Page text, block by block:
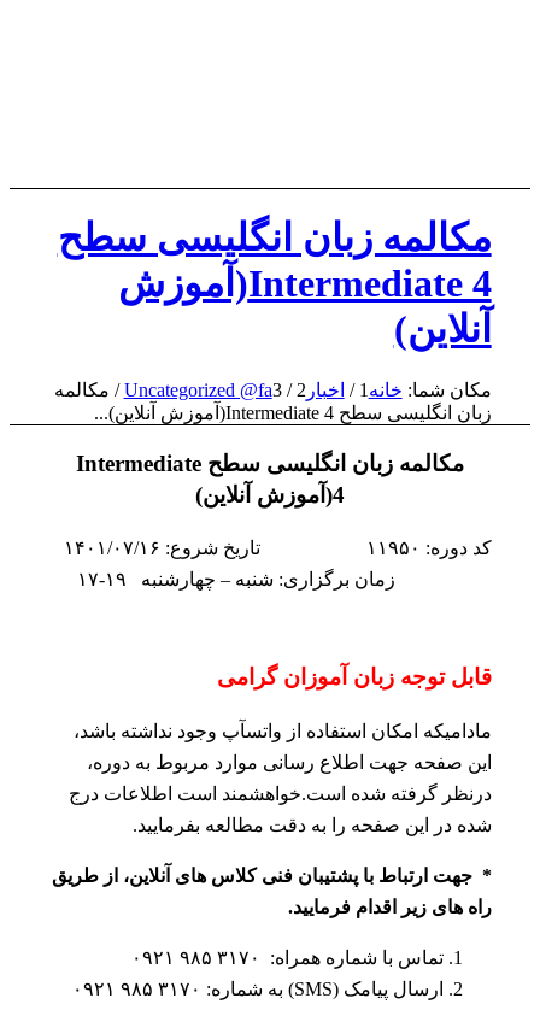
مکالمه زبان انگلیسی سطح
Intermediate 4(آموزش
آنلاین)
مکان شما: خانه 1
/ اخبار 2
/
Uncategorized @fa3
/ مکالمه
زبان انگلیسی سطح Intermediate 4(آموزش آنلاین)...
مکالمه زبان انگلیسی سطح Intermediate
4(آموزش آنلاین)
زمان برگزاری: شنبه – چهارشنبه ۱۹-۱۷
قابل توجه زبان آموزان گرامی
مادامیکه امکان استفاده از واتسآپ وجود نداشته باشد،
این صفحه جهت اطلاع رسانی موارد مربوط به دوره،
درنظر گرفته شده است.خواهشمند است اطلاعات درج
شده در این صفحه را به دقت مطالعه بفرمایید.
* جهت ارتباط با پشتیبان فنی کلاس های آنلاین، از طریق
راه های زیر اقدام فرمایید.
تماس با شماره همراه: ۳۱۷۰ ۹۸۵ ۰۹۲۱
ارسال پیامک (SMS) به شماره: ۳۱۷۰ ۹۸۵ ۰۹۲۱